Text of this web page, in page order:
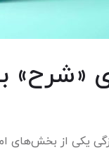
«شرح»
یکی از بخش‌های